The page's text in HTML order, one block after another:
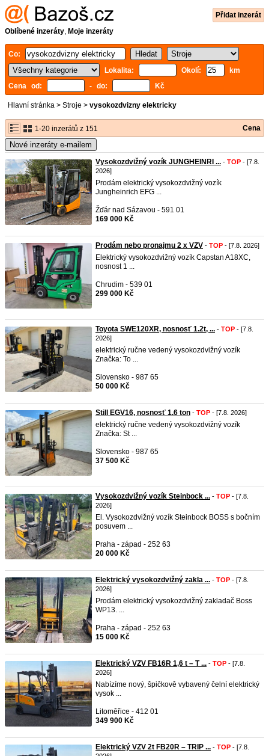
Přidat inzerát
Oblíbené inzeráty, Moje inzeráty
Co:
Lokalita:
Okolí:
km
Cena od:
- do: Kč
Hlavní stránka > Stroje > vysokozdvizny elektricky
1-20 inzerátů z 151 Cena
Nové inzeráty e-mailem
Vysokozdvižný vozík JUNGHEINRI ... - TOP - [7.8.
2026]
Prodám elektrický vysokozdvižný vozík
Jungheinrich EFG ...
Žďár nad Sázavou - 591 01
169 000 Kč
Prodám nebo pronajmu 2 x VZV - TOP - [7.8. 2026]
Elektrický vysokozdvižný vozík Capstan A18XC,
nosnost 1 ...
Chrudim - 539 01
299 000 Kč
Toyota SWE120XR, nosnosť 1.2t, ... - TOP - [7.8.
2026]
elektrický ručne vedený vysokozdvižný vozík
Značka: To ...
Slovensko - 987 65
50 000 Kč
Still EGV16, nosnosť 1.6 ton - TOP - [7.8. 2026]
elektrický ručne vedený vysokozdvižný vozík
Značka: St ...
Slovensko - 987 65
37 500 Kč
Vysokozdvižný vozík Steinbock ... - TOP - [7.8.
2026]
El. Vysokozdvižný vozík Steinbock BOSS s bočním
posuvem ...
Praha - západ - 252 63
20 000 Kč
Elektrický vysokozdvižný zakla ... - TOP - [7.8.
2026]
Prodám elektrický vysokozdvižný zakladač Boss
WP13. ...
Praha - západ - 252 63
15 000 Kč
Elektrický VZV FB16R 1,6 t – T ... - TOP - [7.8.
2026]
Nabízíme nový, špičkově vybavený čelní elektrický
vysok ...
Litoměřice - 412 01
349 900 Kč
Elektrický VZV 2t FB20R – TRIP ... - TOP - [7.8.